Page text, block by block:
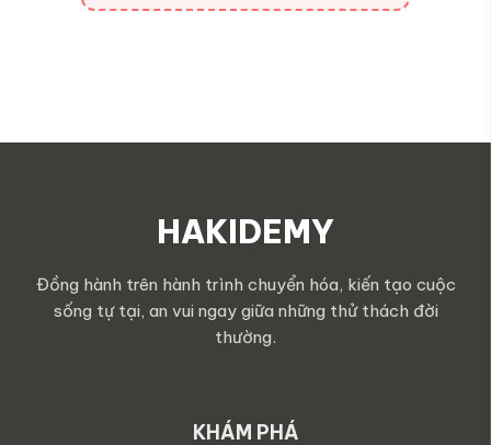
HAKIDEMY
Đồng hành trên hành trình chuyển hóa, kiến tạo cuộc
sống tự tại, an vui ngay giữa những thử thách đời
thường.
KHÁM PHÁ